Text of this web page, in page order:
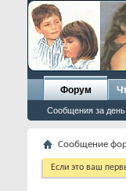
Форум
Сообщения за день
Сообщение
Если это ваш